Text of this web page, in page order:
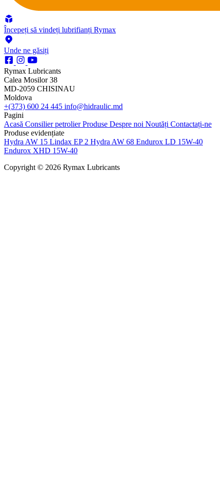
Începeți să vindeți lubrifianți Rymax
Unde ne găsiți
Rymax Lubricants
Calea Mosilor 38
MD-2059 CHISINAU
Moldova
+(373) 600 24 445 info@hidraulic.md
Pagini
Acasă Consilier petrolierProduse Despre noi Noutăți Contactați-ne
Produse evidențiate
Hydra AW 15 Lindax EP 2 Hydra AW 68 Endurox LD 15W-40
Endurox XHD 15W-40
Copyright © 2026 Rymax Lubricants